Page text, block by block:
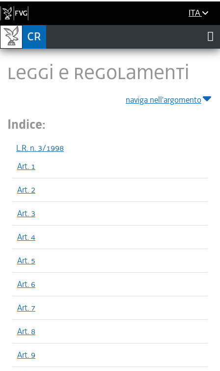
ITA
LEGGI E REGOLAMENTI
naviga nell'argomento
Indice:
L.R. n. 3/1998
Art. 1
Art. 2
Art. 3
Art. 4
Art. 5
Art. 6
Art. 7
Art. 8
Art. 9